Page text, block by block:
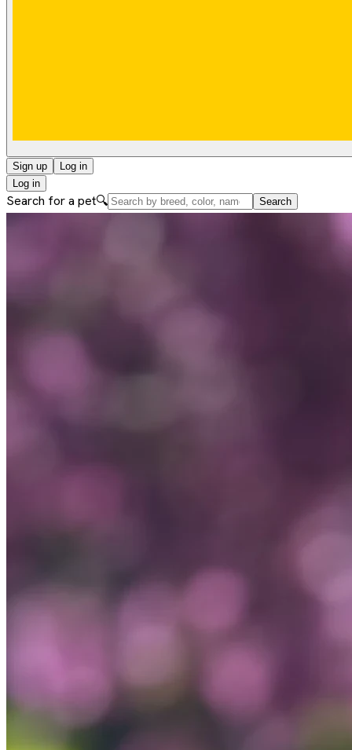
Sign up
Log in
Log in
Search for a pet🔍 Search